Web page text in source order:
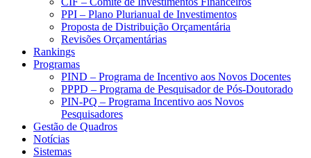
PPI – Plano Plurianual de Investimentos
Proposta de Distribuição Orçamentária
Revisões Orçamentárias
Rankings
Programas
PIND – Programa de Incentivo aos Novos Docentes
PPPD – Programa de Pesquisador de Pós-Doutorado
PIN-PQ – Programa Incentivo aos Novos
Pesquisadores
Gestão de Quadros
Notícias
Sistemas